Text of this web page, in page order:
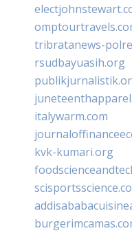
tribratanews-
rsudbayuasih.org
italywarm.com
kvk-kumari.org